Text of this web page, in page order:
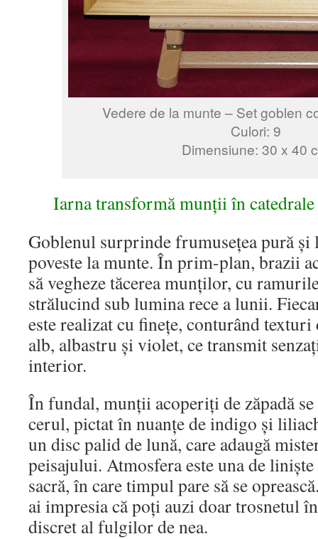
Vedere de la munte – Set goblen
Culori: 9
Dimensiune: 30 x 40
Iarna transformă munții în
Goblenul surprinde frumusețea pură
poveste la munte. În prim-plan, brazii
să vegheze tăcerea munților, cu
strălucind sub lumina rece a lunii.
este realizat cu finețe, conturând
alb, albastru și violet, ce transmit
interior.
În fundal, munții acoperiți de zăpadă
cerul, pictat în nuanțe de indigo și
un disc palid de lună, care adaugă
peisajului. Atmosfera este una de
sacră, în care timpul pare să se
ai impresia că poți auzi doar trosnetul
discret al fulgilor de nea.